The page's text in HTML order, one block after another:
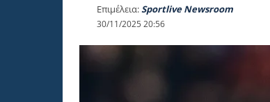
Επιμέλεια:Sportlive Newsroom
30/11/2025 20:56